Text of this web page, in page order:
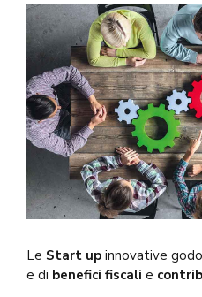
Le Start up innovative
e di benefici fiscali e